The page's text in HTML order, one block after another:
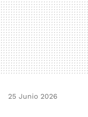
25 Junio 2026